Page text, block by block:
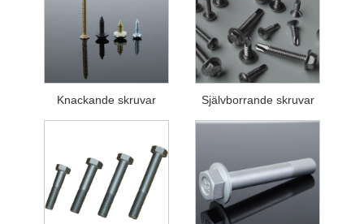
Knackande skruvar Självborrande skruvar